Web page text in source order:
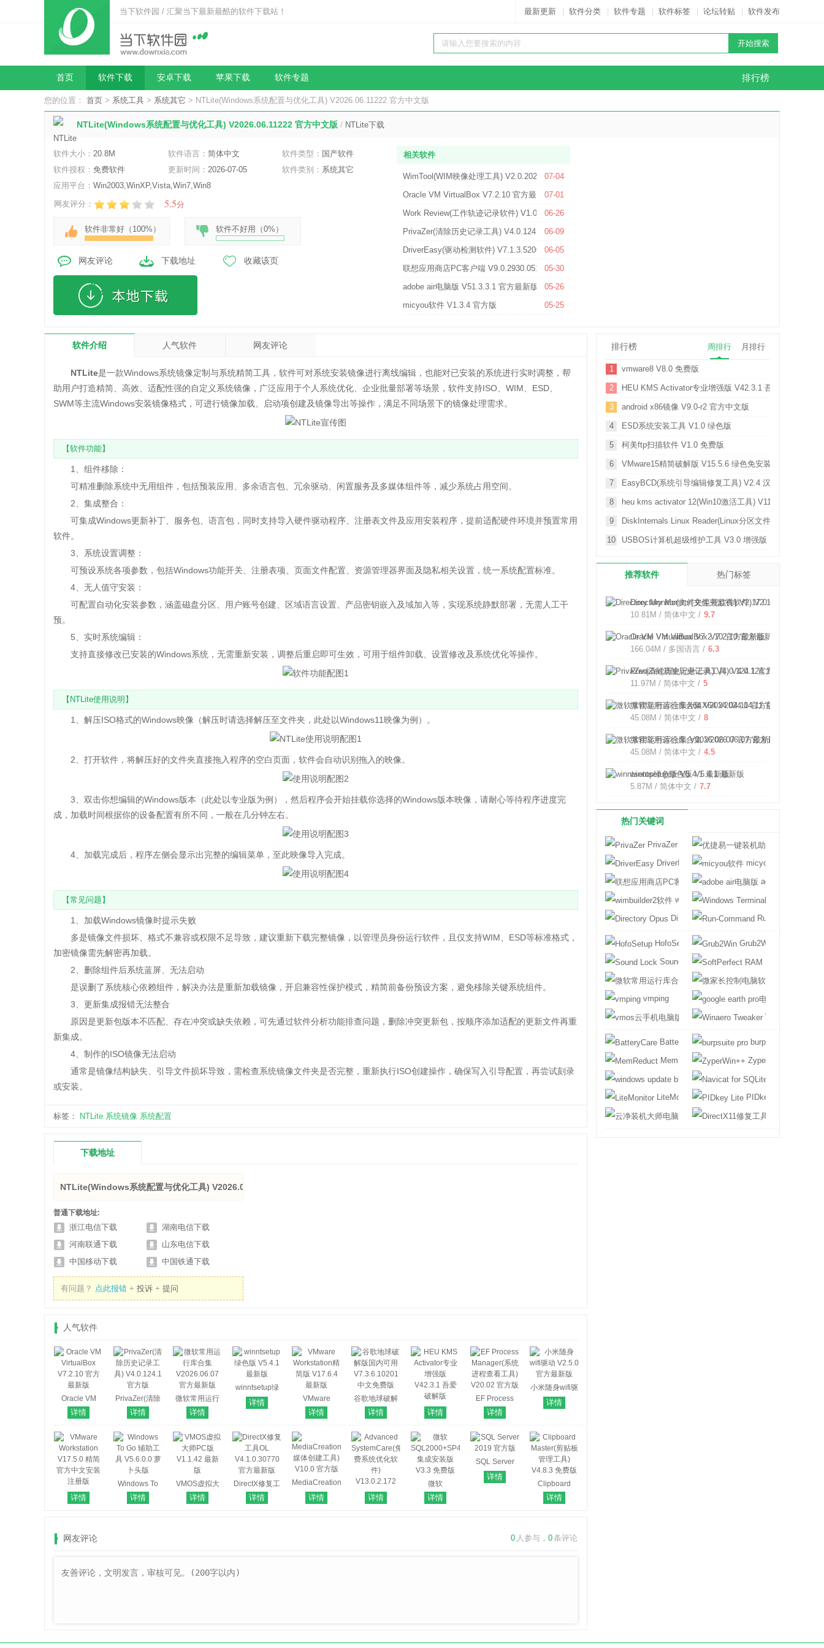
当下软件园 / 汇聚当下最新最酷的软件下载站！ 最新更新 软件分类 软件专题 软件标签 论坛转贴 软件发布
排行榜
首页 软件下载 安卓下载 苹果下载 软件专题
您的位置： 首页 > 系统工具 > 系统其它 > NTLite(Windows系统配置与优化工具) V2026.06.11222 官方中文版
NTLite(Windows系统配置与优化工具) V2026.06.11222 官方中文版 / NTLite下载
软件大小： 20.8M 软件语言： 简体中文 软件类型： 国产软件
软件授权： 免费软件 更新时间： 2026-07-05 软件类别： 系统其它
应用平台： Win2003,WinXP,Vista,Win7,Win8
网友评分：
5.5分
软件非常好（ 100% ） 软件不好用（0% ）
网友评论 下载地址 收藏该页
相关软件
07-04
WimTool(WIM映像处理工具) V2.0.2026.0118 官方最新版
07-01
Oracle VM VirtualBox V7.2.10 官方最新版
06-26
Work Review(工作轨迹记录软件) V1.0.53 官方版
06-09
PrivaZer(清除历史记录工具) V4.0.124.1 官方版
06-05
DriverEasy(驱动检测软件) V7.1.3.5200 官方版
05-30
联想应用商店PC客户端 V9.0.2930.0514 官方最新版
05-26
adobe air电脑版 V51.3.3.1 官方最新版
05-25
micyou软件 V1.3.4 官方版
软件介绍 人气软件 网友评论
NTLite是一款Windows系统镜像定制与系统精简工具，软件可对系统安装镜像进行离线编辑，也能对已安装的系统进行实时调整，帮
助用户打造精简、高效、适配性强的自定义系统镜像，广泛应用于个人系统优化、企业批量部署等场景，软件支持ISO、WIM、ESD、
SWM等主流Windows安装镜像格式，可进行镜像加载、启动项创建及镜像导出等操作，满足不同场景下的镜像处理需求。
【软件功能】
1、组件移除：
可精准删除系统中无用组件，包括预装应用、多余语言包、冗余驱动、闲置服务及多媒体组件等，减少系统占用空间。
2、集成整合：
可集成Windows更新补丁、服务包、语言包，同时支持导入硬件驱动程序、注册表文件及应用安装程序，提前适配硬件环境并预置常用
软件。
3、系统设置调整：
可预设系统各项参数，包括Windows功能开关、注册表项、页面文件配置、资源管理器界面及隐私相关设置，统一系统配置标准。
4、无人值守安装：
可配置自动化安装参数，涵盖磁盘分区、用户账号创建、区域语言设置、产品密钥嵌入及域加入等，实现系统静默部署，无需人工干
预。
5、实时系统编辑：
支持直接修改已安装的Windows系统，无需重新安装，调整后重启即可生效，可用于组件卸载、设置修改及系统优化等操作。
【NTLite使用说明】
1、解压ISO格式的Windows映像（解压时请选择解压至文件夹，此处以Windows11映像为例）。
2、打开软件，将解压好的文件夹直接拖入程序的空白页面，软件会自动识别拖入的映像。
3、双击你想编辑的Windows版本（此处以专业版为例），然后程序会开始挂载你选择的Windows版本映像，请耐心等待程序进度完
成，加载时间根据你的设备配置有所不同，一般在几分钟左右。
4、加载完成后，程序左侧会显示出完整的编辑菜单，至此映像导入完成。
【常见问题】
1、加载Windows镜像时提示失败
多是镜像文件损坏、格式不兼容或权限不足导致，建议重新下载完整镜像，以管理员身份运行软件，且仅支持WIM、ESD等标准格式，
加密镜像需先解密再加载。
2、删除组件后系统蓝屏、无法启动
是误删了系统核心依赖组件，解决办法是重新加载镜像，开启兼容性保护模式，精简前备份预设方案，避免移除关键系统组件。
3、更新集成报错无法整合
原因是更新包版本不匹配、存在冲突或缺失依赖，可先通过软件分析功能排查问题，删除冲突更新包，按顺序添加适配的更新文件再重
新集成。
4、制作的ISO镜像无法启动
通常是镜像结构缺失、引导文件损坏导致，需检查系统镜像文件夹是否完整，重新执行ISO创建操作，确保写入引导配置，再尝试刻录
或安装。
标签： NTLite 系统镜像 系统配置
下载地址
NTLite(Windows系统配置与优化工具) V2026.06.11222 官方中文版
普通下载地址:
浙江电信下载
湖南电信下载
河南联通下载
山东电信下载
中国移动下载
中国铁通下载
有问题？ 点此报错 + 投诉 + 提问
人气软件
Oracle VM
VirtualBox
V7.2.10 官方
详情
PrivaZer(清除
历史记录工具)
V4.0.124.1 官
详情
微软常用运行
库合集
V2026.06.07
官方最新版
详情
winntsetup绿
色版 V5.4.1 最
新版
详情
VMware
Workstation精
简版 V17.6.4
详情
谷歌地球破解
版国内可用
V7.3.6.10201
中文免费版
详情
HEU KMS
Activator专业
增强版
V42.3.1 吾爱
破解版
详情
EF Process
Manager(系统
进程查看工具)
V20.02 官方版
详情
小米随身wifi驱
动 V2.5.0 官方
最新版
详情
VMware
Workstation
注册版
详情
Windows To
Go 辅助工具
V5.6.0.0 萝卜
详情
VMOS虚拟大
师PC版
V1.1.42 最新
详情
DirectX修复工
具OL
V4.1.0.30770
详情
MediaCreationToolW11(Win11
媒体创建工具)
V10.0 官方版
详情
Advanced
详情
微软
SQL2000+SP4
集成安装版
详情
SQL Server
2019 官方版
详情
Clipboard
Master(剪贴板
管理工具)
详情
网友评论 0 人参与， 0条评论
排行榜 周排行 月排行
1 vmware8 V8.0 免费版
2 HEU KMS Activator专业增强版 V42.3.1 吾爱破解版
3 android x86镜像 V9.0-r2 官方中文版
4 ESD系统安装工具 V1.0 绿色版
5 柯美ftp扫描软件 V1.0 免费版
6 VMware15精简破解版 V15.5.6 绿色免安装版
7 EasyBCD(系统引导编辑修复工具) V2.4 汉化版
8 heu kms activator 12(Win10激活工具) V11.2.1 迷你版
9 DiskInternals Linux Reader(Linux分区文件查看器)
10 USBOS计算机超级维护工具 V3.0 增强版
推荐软件 热门标签
Directory Monitor(文件夹监视软件) V2.17.0.0 官方最
10.81M / 简体中文 / 9.7
Oracle VM VirtualBox V7.2.10 官方最新版
166.04M / 多国语言 / 6.3
PrivaZer(清除历史记录工具) V4.0.124.1 官方版
11.97M / 简体中文 / 5
微软常用运行库合集X64 V2024.04.11 官方版
45.08M / 简体中文 / 8
微软常用运行库合集 V2026.06.07 官方最新版
45.08M / 简体中文 / 4.5
winntsetup绿色版 V5.4.1 最新版
5.87M / 简体中文 / 7.7
热门关键词
PrivaZer
DriverEasy
micyou软件
联想应用商店PC客户端adobe air电脑版
wimbuilder2软件
Directory Opus
Run-Command
HofoSetup
Grub2Win
Sound Lock
微软常用运行库合集
vmping
vmos云手机电脑版
Winaero
BatteryCare
burpsuite pro
MemReduct
ZyperWin++
windows update blocker
LiteMonitor
PIDkey Lite
云净装机大师电脑版